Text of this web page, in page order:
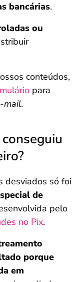
bancárias.
ou
conteúdos,
para
mail.
desviados só foi
de
pelo
no Pix.
porque
em